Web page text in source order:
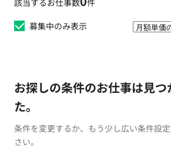
該当するお仕事数 件
募集中のみ表示
お探しの条件のお仕事は見つ
た。
条件を変更するか、もう少し広い条件設
さい。